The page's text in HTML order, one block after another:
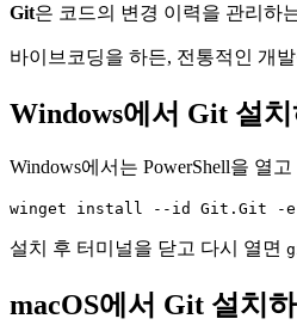
Git은 코드의 변경 이력을 관리하
바이브코딩을 하든, 전통적인 개
Windows에서 Git 설치
Windows에서는 PowerShell을 열
설치 후 터미널을 닫고 다시 열면
macOS에서 Git 설치하